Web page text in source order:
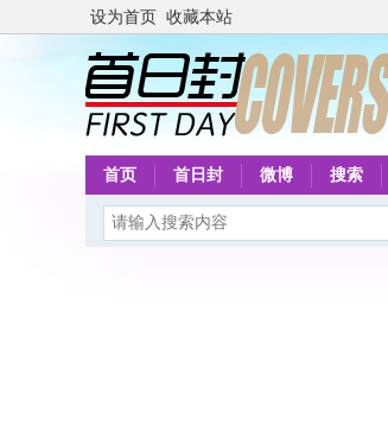
设为首页 收藏本站
首页 首日封 微博 搜索